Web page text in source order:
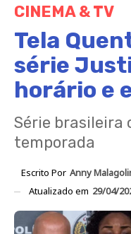
CINEMA & TV
Tela
série
horário e
Série brasileira
temporada
Escrito Por Anny
Atualizado em 29/04/